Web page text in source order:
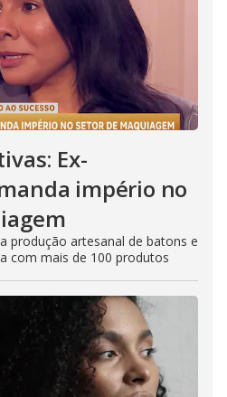
Ex-
império no
produção artesanal de batons e
com mais de 100 produtos